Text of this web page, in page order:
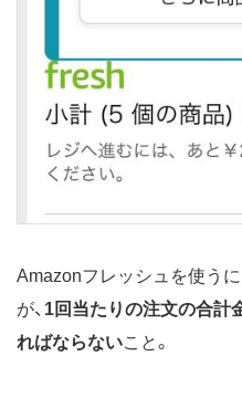
Amazonフレッシュを使う
が、 1回当たりの注文の合計
ればならないこと。